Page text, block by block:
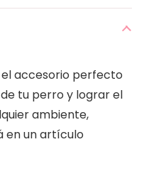
el accesorio perfecto
tu perro y lograr el
ambiente,
en un artículo